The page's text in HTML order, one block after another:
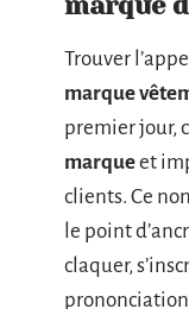
Trouver
marque
premier jour,
marqueet
clients. Ce
le point
claquer,